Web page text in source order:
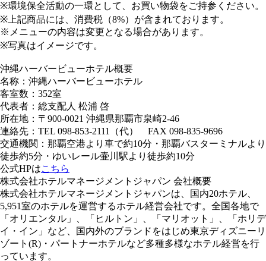
※環境保全活動の一環として、お買い物袋をご持参ください。
※上記商品には、消費税（8%）が含まれております。
※メニューの内容は変更となる場合があります。
※写真はイメージです。
沖縄ハーバービューホテル概要
名称：沖縄ハーバービューホテル
客室数：352室
代表者：総支配人 松浦 啓
所在地：〒900-0021 沖縄県那覇市泉崎2-46
連絡先：TEL 098-853-2111（代） FAX 098-835-9696
交通機関：那覇空港より車で約10分・那覇バスターミナルより
徒歩約5分・ゆいレール壷川駅より徒歩約10分
公式HPはこちら
株式会社ホテルマネージメントジャパン 会社概要
株式会社ホテルマネージメントジャパンは、国内20ホテル、
5,951室のホテルを運営するホテル経営会社です。全国各地で
「オリエンタル」、「ヒルトン」、「マリオット」、「ホリデ
イ・イン」など、国内外のブランドをはじめ東京ディズニーリ
ゾート(R)・パートナーホテルなど多種多様なホテル経営を行
っています。